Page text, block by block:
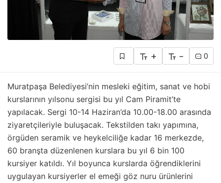
+ - 0
Muratpaşa Belediyesi’nin mesleki eğitim, sanat ve hobi
kurslarının yılsonu sergisi bu yıl Cam Piramit’te
yapılacak. Sergi 10-14 Haziran’da 10.00-18.00 arasında
ziyaretçileriyle buluşacak. Tekstilden takı yapımına,
örgüden seramik ve heykelciliğe kadar 16 merkezde,
60 branşta düzenlenen kurslara bu yıl 6 bin 100
kursiyer katıldı. Yıl boyunca kurslarda öğrendiklerini
uygulayan kursiyerler el emeği göz nuru ürünlerini